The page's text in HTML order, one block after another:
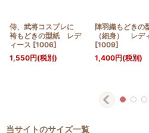
侍、武将コスプレに
袴もどきの型紙 レデ
ィース [1006]
1,550円(税別)
陣羽織もどきの
（細身） レデ
[1009]
1,400円(税別)
当サイトのサイズ一覧